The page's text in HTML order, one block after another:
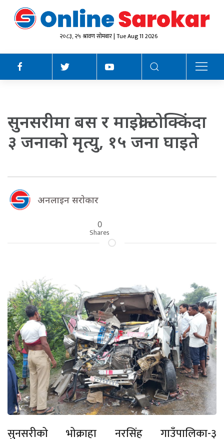
२०८३, २५ श्रावण सोमबार | Tue Aug 11 2026
सुनसरीमा बस र माइक्रो ठोक्किंदा
३ जनाको मृत्यु, १५ जना घाइते
अनलाइन सराेकार
0
Shares
सुनसरीको भोक्राहा नरसिंह गाउँपालिका-३